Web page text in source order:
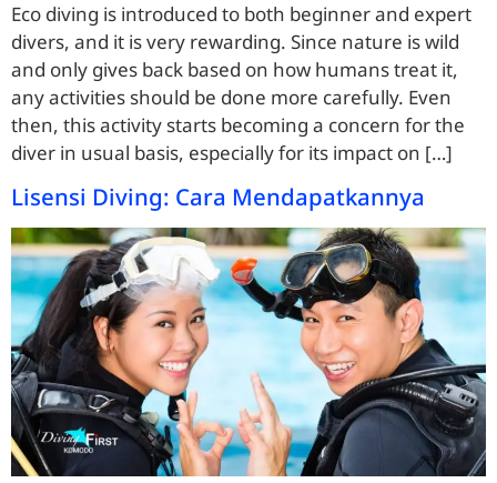
Eco diving is introduced to both beginner and expert
divers, and it is very rewarding. Since nature is wild
and only gives back based on how humans treat it,
any activities should be done more carefully. Even
then, this activity starts becoming a concern for the
diver in usual basis, especially for its impact on […]
Lisensi Diving: Cara Mendapatkannya